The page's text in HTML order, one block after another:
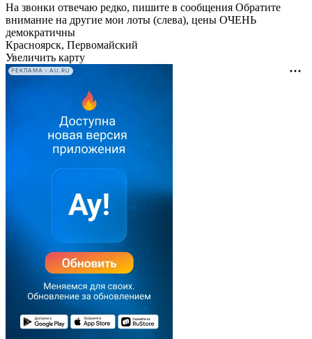
На звонки отвечаю редко, пишите в сообщения Обратите
внимание на другие мои лоты (слева), цены ОЧЕНЬ
демократичны
Красноярск, Первомайский
Увеличить карту
РЕКЛАМА • AU.RU